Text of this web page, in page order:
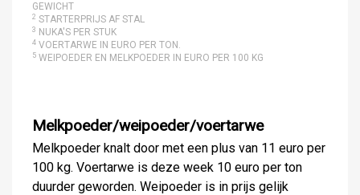
GEWICHT
2 STARTERPRIJS AF STAL
3 NUKA'S PER STUK
4 VOERTARWE IN EURO PER TON.
5 WEIPOEDER EN MELKPOEDER IN EURO PER 100 KG
Melkpoeder/weipoeder/voertarwe
Melkpoeder knalt door met een plus van 11 euro per
100 kg. Voertarwe is deze week 10 euro per ton
duurder geworden. Weipoeder is in prijs gelijk